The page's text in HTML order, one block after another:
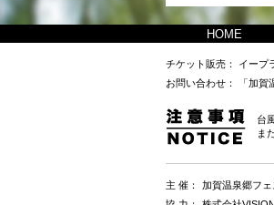
HOME
チケット販売：
イープ
お問い合わせ：
「加
台
ま
主 催：
加賀温泉郷フ